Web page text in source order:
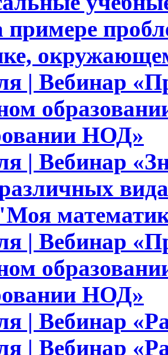
примере
| Вебинар
НОД»
| Вебинар
| Вебинар
НОД»
| Вебинар
| Вебинар